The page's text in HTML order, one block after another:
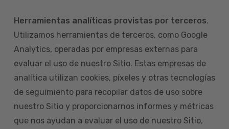
Herramientas analíticas provistas por terceros.
Utilizamos herramientas de terceros, como Google
Analytics, operadas por empresas externas para
evaluar el uso de nuestro Sitio. Estas empresas de
analítica utilizan cookies, píxeles y otras tecnologías
de seguimiento para recopilar datos de uso sobre
nuestro Sitio y proporcionarnos informes y métricas
que nos ayudan a evaluar el uso de nuestro Sitio,